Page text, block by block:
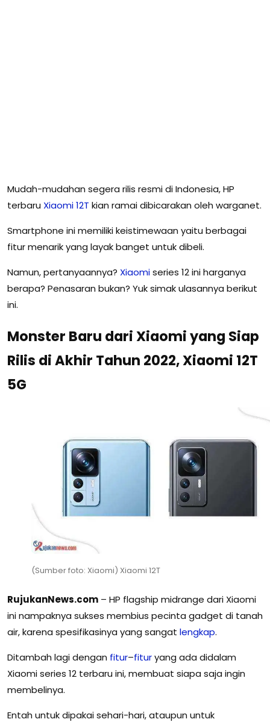
Mudah-mudahan segera rilis resmi di Indonesia, HP
terbaru Xiaomi12T kian ramai dibicarakan oleh warganet.
Smartphone ini memiliki keistimewaan yaitu berbagai
fitur menarik yang layak banget untuk dibeli.
Namun, pertanyaannya? Xiaomiseries 12 ini harganya
berapa? Penasaran bukan? Yuk simak ulasannya berikut
ini.
Monster Baru dari Xiaomi yang Siap
Rilis di Akhir Tahun 2022, Xiaomi 12T
5G
(Sumber foto: Xiaomi) Xiaomi 12T
RujukanNews.com – HP flagship midrange dari Xiaomi
ini nampaknya sukses membius pecinta gadget di tanah
air, karena spesifikasinya yang sangat lengkap.
Ditambah lagi dengan fitur–fituryang ada didalam
Xiaomi series 12 terbaru ini, membuat siapa saja ingin
membelinya.
Entah untuk dipakai sehari-hari, ataupun untuk